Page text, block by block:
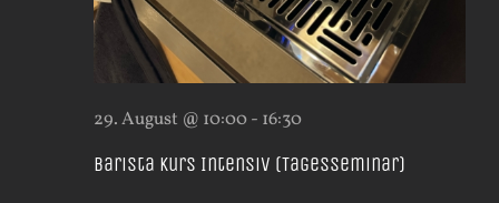
Barista Kurs Intensiv (Tagesseminar)
29. August @ 10:00- 16:30